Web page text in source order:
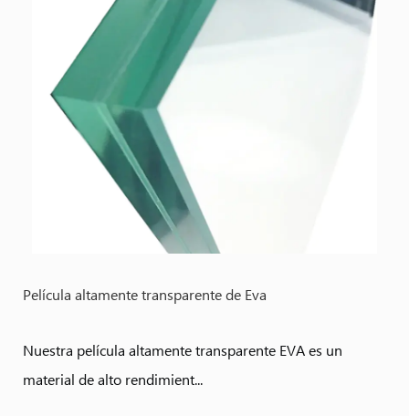
Película altamente transparente de Eva
Nuestra película altamente transparente EVA es un
material de alto rendimient...